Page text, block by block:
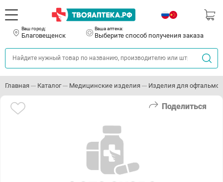
Ваш город:
Благовещенск
Ваша аптека:
Выберите способ получения заказа
Главная Каталог Медицинские изделия Изделия для
Поделиться